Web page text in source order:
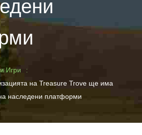
Игри
на Treasure Trove ще има
наследени платформи